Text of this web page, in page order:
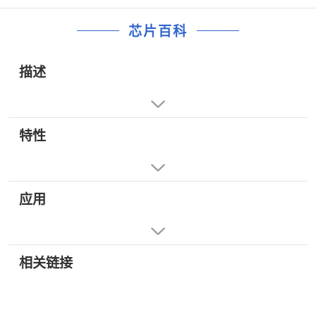
芯片百科
描述
特性
应用
相关链接